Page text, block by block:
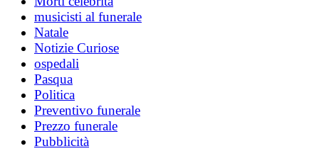
musicisti al funerale
Natale
Notizie Curiose
ospedali
Pasqua
Politica
Preventivo funerale
Prezzo funerale
Pubblicità